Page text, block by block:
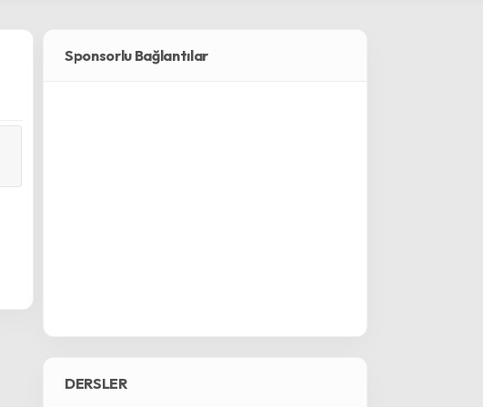
Sponsorlu Bağlantılar
DERSLER